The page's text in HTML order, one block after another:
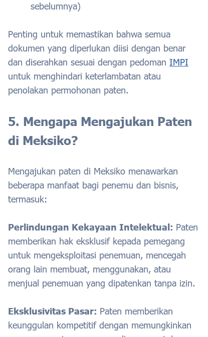
sebelumnya)
Penting untuk memastikan bahwa semua
dokumen yang diperlukan diisi dengan benar
dan diserahkan sesuai dengan pedoman IMPI
untuk menghindari keterlambatan atau
penolakan permohonan paten.
5. Mengapa Mengajukan Paten
di Meksiko?
Mengajukan paten di Meksiko menawarkan
beberapa manfaat bagi penemu dan bisnis,
termasuk:
Perlindungan Kekayaan Intelektual: Paten
memberikan hak eksklusif kepada pemegang
untuk mengeksploitasi penemuan, mencegah
orang lain membuat, menggunakan, atau
menjual penemuan yang dipatenkan tanpa izin.
Eksklusivitas Pasar: Paten memberikan
keunggulan kompetitif dengan memungkinkan